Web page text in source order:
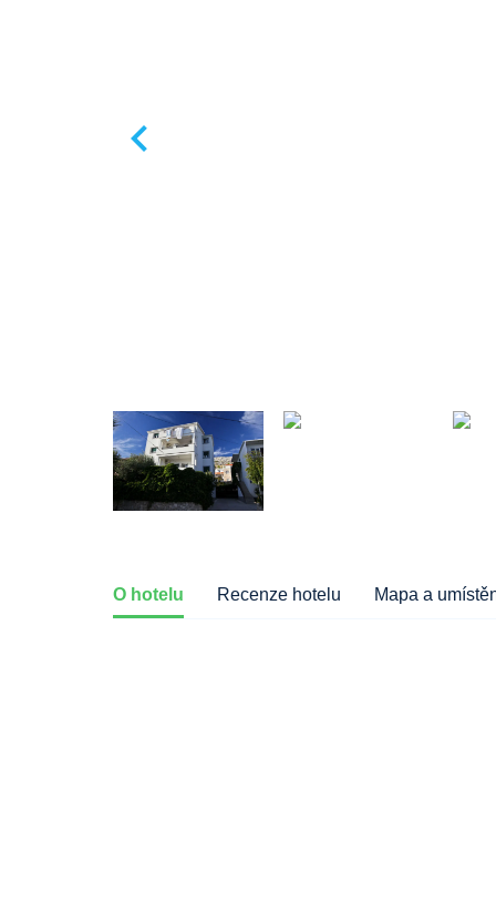
O hotelu Recenze hotelu Mapa a